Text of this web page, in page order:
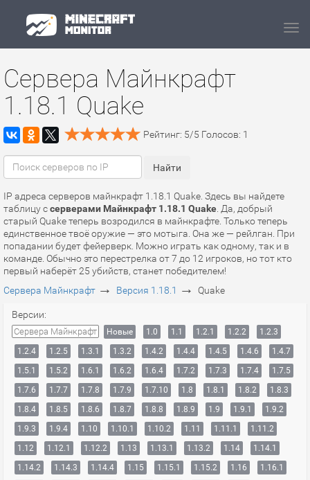
Сервера Майнкрафт
1.18.1 Quake
Рейтинг: 5/5 Голосов: 1
IP адреса серверов майнкрафт 1.18.1 Quake. Здесь вы найдете
таблицу ссерверами Майнкрафт 1.18.1 Quake . Да, добрый
старый Quake теперь возродился в майнкрафте. Только теперь
единственное твоё оружие — это мотыга. Она же — рейлган. При
попадании будет фейерверк. Можно играть как одному, так и в
команде. Обычно это перестрелка от 7 до 12 игроков, но тот кто
первый наберёт 25 убийств, станет победителем!
Сервера Майнкрафт → Версия 1.18.1 → Quake
Версии:
Сервера Майнкрафт Новые 1.0 1.1 1.2.1 1.2.2
1.2.3
1.2.4
1.2.5 1.3.1 1.3.2 1.4.2 1.4.4 1.4.5 1.4.6
1.4.7
1.5.1
1.5.2 1.6.1 1.6.2 1.6.4 1.7.2 1.7.3 1.7.4
1.7.5
1.7.6
1.7.7 1.7.8 1.7.9 1.7.10 1.8 1.8.1 1.8.2
1.8.3
1.8.4
1.8.5 1.8.6 1.8.7 1.8.8 1.8.9 1.9 1.9.1
1.9.2
1.9.3
1.9.4 1.10 1.10.1 1.10.2 1.11 1.11.1
1.11.2
1.12
1.12.1 1.12.2 1.13 1.13.1 1.13.2 1.14
1.14.1
1.14.2
1.14.3 1.14.4 1.15 1.15.1 1.15.2 1.16
1.16.1